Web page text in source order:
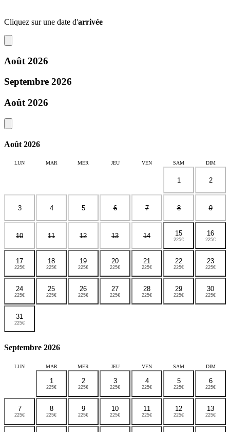
Cliquez sur une date d'arrivée
Août 2026
Septembre 2026
Août 2026
Août 2026
LUN MAR MER JEU VEN SAM DIM
1 2
3 4 5 6 7 8 9
10 11 12 13 14 15
225€
16
225€
17
225€
18
225€
19
225€
20
225€
21
225€
22
225€
23
225€
24
225€
25
225€
26
225€
27
225€
28
225€
29
225€
30
225€
31
225€
Septembre 2026
LUN MAR MER JEU VEN SAM DIM
1
225€
2
225€
3
225€
4
225€
5
225€
6
225€
7
225€
8
225€
9
225€
10
225€
11
225€
12
225€
13
225€